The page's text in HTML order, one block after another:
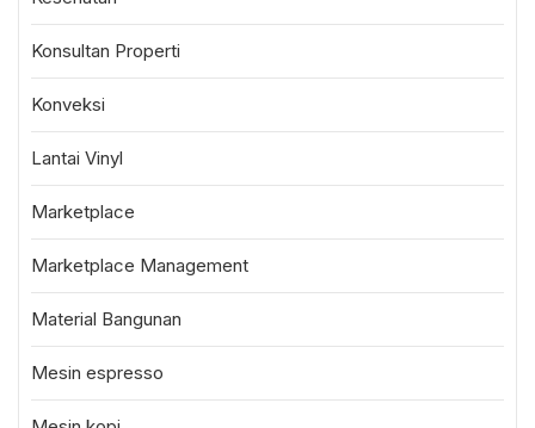
Konsultan Properti
Konveksi
Lantai Vinyl
Marketplace
Marketplace Management
Material Bangunan
Mesin espresso